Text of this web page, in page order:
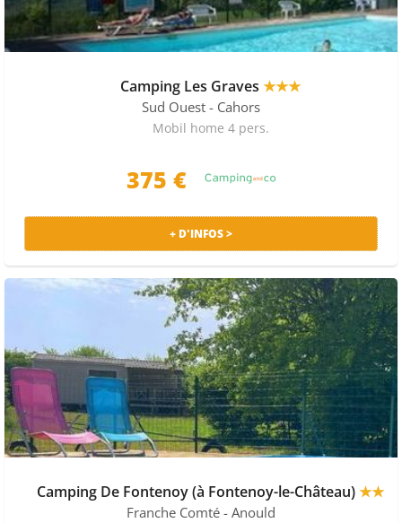
Camping Les Graves ★★★
Sud Ouest - Cahors
Mobil home 4 pers.
375 €
+ D'INFOS >
Camping De Fontenoy (à Fontenoy-le-Château)★★
Franche Comté - Anould